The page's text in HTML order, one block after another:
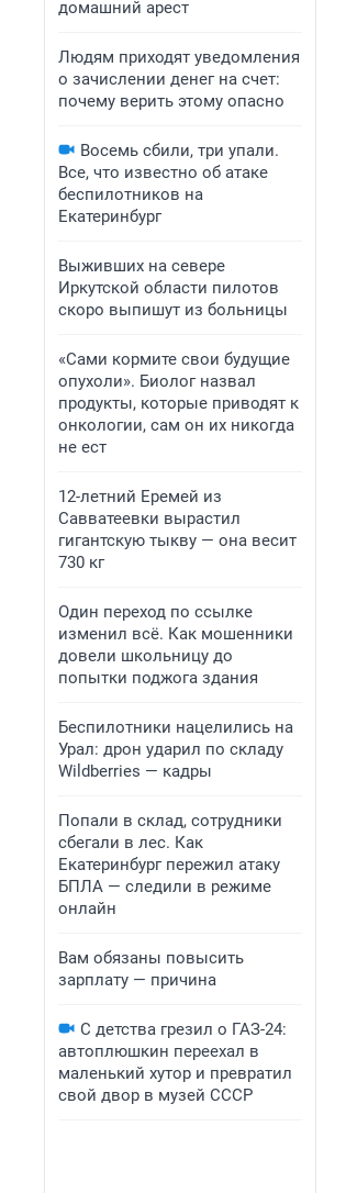
домашний арест
Людям приходят уведомления
о зачислении денег на счет:
почему верить этому опасно
Восемь сбили, три упали.
Все, что известно об атаке
беспилотников на
Екатеринбург
Выживших на севере
Иркутской области пилотов
скоро выпишут из больницы
«Сами кормите свои будущие
опухоли». Биолог назвал
продукты, которые приводят к
онкологии, сам он их никогда
не ест
12-летний Еремей из
Савватеевки вырастил
гигантскую тыкву — она весит
730 кг
Один переход по ссылке
изменил всё. Как мошенники
довели школьницу до
попытки поджога здания
Беспилотники нацелились на
Урал: дрон ударил по складу
Wildberries — кадры
Попали в склад, сотрудники
сбегали в лес. Как
Екатеринбург пережил атаку
БПЛА — следили в режиме
онлайн
Вам обязаны повысить
зарплату — причина
С детства грезил о ГАЗ-24:
автоплюшкин переехал в
маленький хутор и превратил
свой двор в музей СССР